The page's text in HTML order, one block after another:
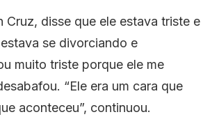
disse que ele estava triste e
se divorciando e
muito triste porque ele me
“Ele era um cara que
aconteceu”, continuou.